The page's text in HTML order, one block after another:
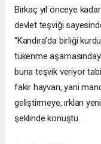
Birkaç yıl önceye
devlet teşviği
“Kandıra’da birliği
tükenme
buna teşvik veriyor
fakir hayvan, yani
geliştirmeye, ırkları
şeklinde konuştu.